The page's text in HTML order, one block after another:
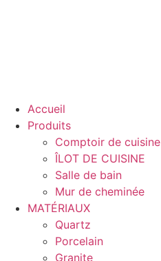
Accueil
Produits
Comptoir de cuisine
ÎLOT DE CUISINE
Salle de bain
Mur de cheminée
MATÉRIAUX
Quartz
Porcelain
Granite